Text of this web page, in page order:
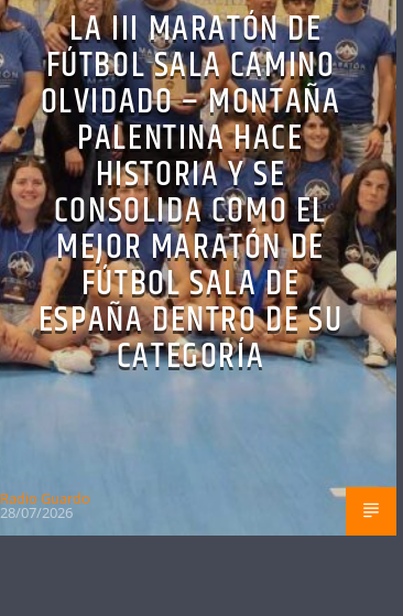
LA III MARATÓN DE
FÚTBOL SALA CAMINO
OLVIDADO – MONTAÑA
PALENTINA HACE
HISTORIA Y SE
CONSOLIDA COMO EL
MEJOR MARATÓN DE
FÚTBOL SALA DE
ESPAÑA DENTRO DE SU
CATEGORÍA
Radio Guardo
28/07/2026